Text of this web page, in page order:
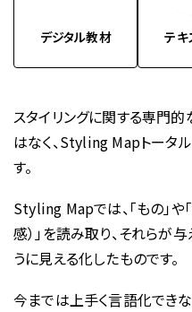
デジタル教材 テキ
スタイリングに関する専門
はなく、Styling Mapトータ
す。
Styling Mapでは、「もの」や「
感）」を読み取り、それらが
うに見える化したものです。
今までは上手く言語化でき